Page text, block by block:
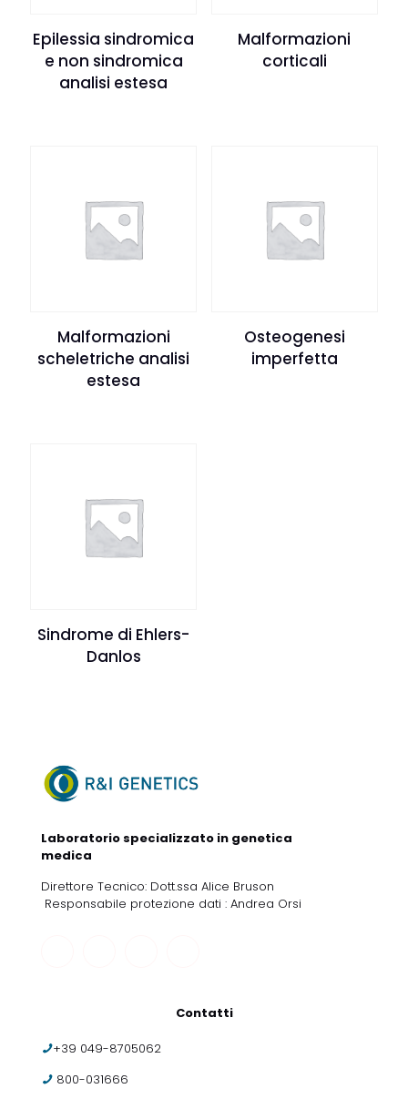
Epilessia sindromica
e non sindromica
analisi estesa
Malformazioni
corticali
Malformazioni
scheletriche analisi
estesa
Osteogenesi
imperfetta
Sindrome di Ehlers-
Danlos
Laboratorio specializzato in genetica
medica
Direttore Tecnico: Dott.ssa Alice Bruson
Responsabile protezione dati : Andrea Orsi
Contatti
+39 049-8705062
800-031666